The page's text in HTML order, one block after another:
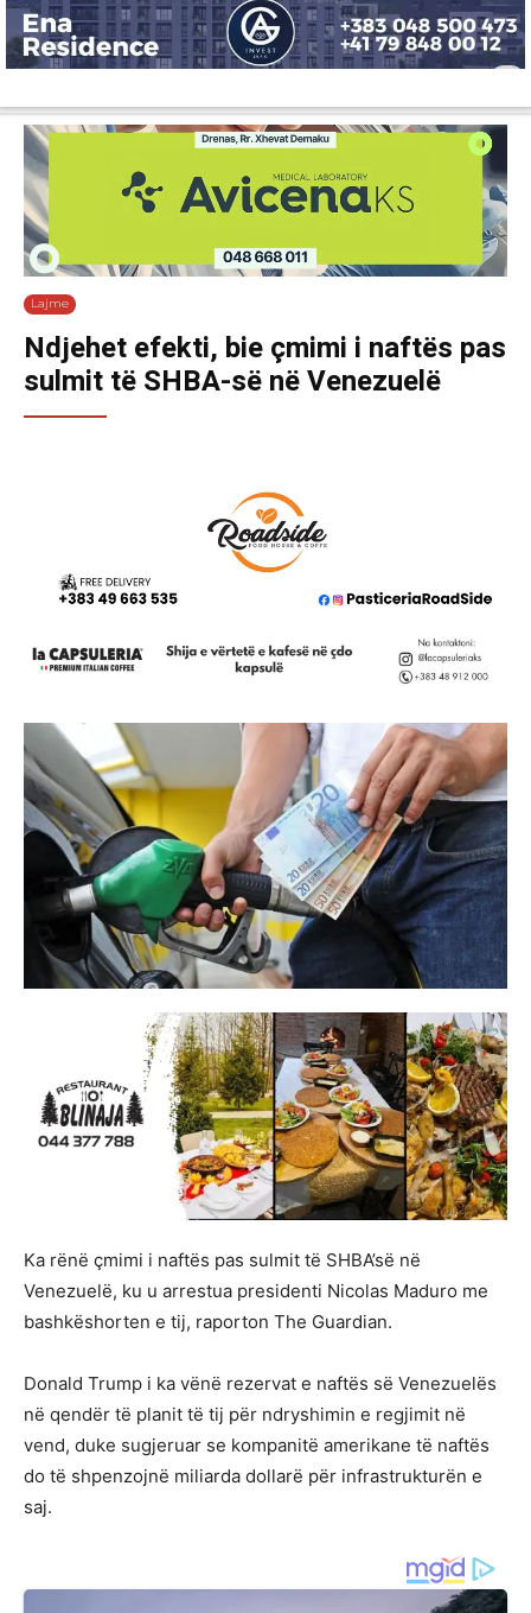
Lajme
Ndjehet efekti, bie çmimi i naftës pas
sulmit të SHBA-së në Venezuelë
Ka rënë çmimi i naftës pas sulmit të SHBA’së në
Venezuelë, ku u arrestua presidenti Nicolas Maduro me
bashkëshorten e tij, raporton The Guardian.
Donald Trump i ka vënë rezervat e naftës së Venezuelës
në qendër të planit të tij për ndryshimin e regjimit në
vend, duke sugjeruar se kompanitë amerikane të naftës
do të shpenzojnë miliarda dollarë për infrastrukturën e
saj.